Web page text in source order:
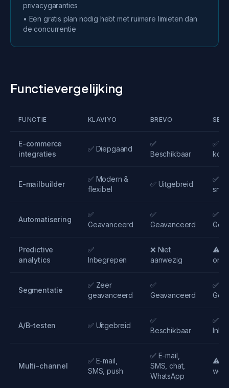
privacygaranties
• Een gratis plan nodig hebt met ruimere limieten dan
de concurrentie
Functievergelijking
FUNCTIE KLAVIYO BREVO
E-commerce
integraties
✅ Diepgaand
✅
Beschikbaar
✅
E-mailbuilder
✅ Modern &
flexibel
✅ Uitgebreid
✅
snel
Automatisering
✅
Geavanceerd
✅
Geavanceerd
✅
Predictive
analytics
✅
Inbegrepen
❌ Niet
aanwezig
⚠️ In
Segmentatie
✅ Zeer
geavanceerd
✅
Geavanceerd
✅
A/B-testen ✅ Uitgebreid
✅
Beschikbaar
✅
Multi-channel
✅ E-mail,
SMS, push
✅ E-mail,
SMS, chat,
WhatsApp
⚠️ E-